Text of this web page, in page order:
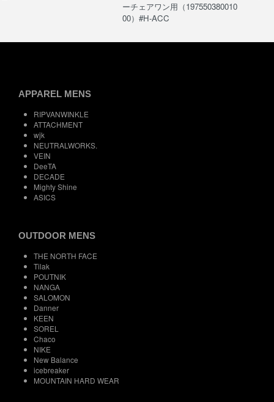
ーチェアワン用（197550380010
00）#H-ACC
APPAREL MENS
RIPVANWINKLE
ATTACHMENT
wjk
NEUTRALWORKS.
VEIN
DeeTA
DECADE
Mighty Shine
ASICS
OUTDOOR MENS
THE NORTH FACE
Tilak
POUTNIK
NANGA
SALOMON
Danner
KEEN
SOREL
Chaco
NIKE
New Balance
icebreaker
MOUNTAIN HARD WEAR